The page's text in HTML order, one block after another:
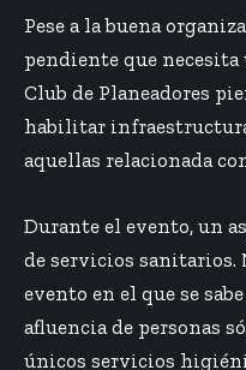
Pese a la buena
pendiente que necesita
Club de Planeadores
habilitar
aquellas relacionada
Durante el evento, un
de servicios sanitarios.
evento en el que se
afluencia de personas
únicos servicios